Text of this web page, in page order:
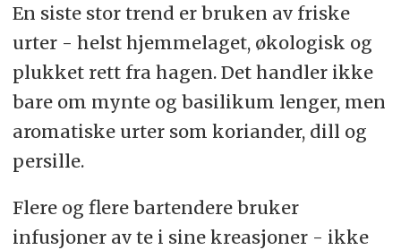
En siste stor trend er bruken av friske
urter - helst hjemmelaget, økologisk og
plukket rett fra hagen. Det handler ikke
bare om mynte og basilikum lenger, men
aromatiske urter som koriander, dill og
persille.
Flere og flere bartendere bruker
infusjoner av te i sine kreasjoner - ikke